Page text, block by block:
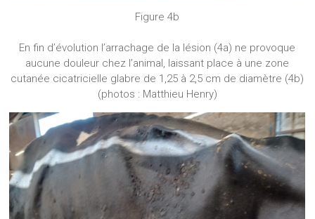
Figure 4b
En fin d’évolution l’arrachage de la lésion (4a) ne provoque
aucune douleur chez l’animal, laissant place à une zone
cutanée cicatricielle glabre de 1,25 à 2,5 cm de diamètre (4b)
(photos : Matthieu Henry)